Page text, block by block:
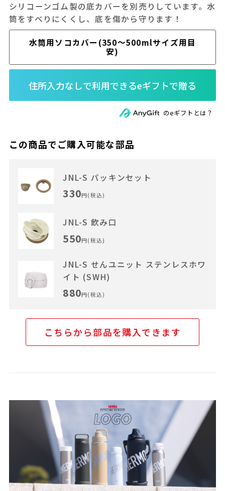
シリコーンゴム製の底カバーを別売りしています。水
筒をすべりにくくし、底を傷から守ります！
水筒用ソコカバー(350～500mlサイズ用目
安)
のeギフトとは？
この商品でご購入可能な部品
JNL-S パッキンセット
330円(税込)
JNL-S 飲み口
550円(税込)
JNL-S せんユニット ステンレスホワ
イト (SWH)
880円(税込)
こちらから部品を購入できます